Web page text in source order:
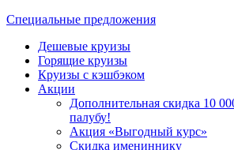
Специальные предложения
Дешевые круизы
Горящие круизы
Круизы с кэшбэком
Акции
Дополнительная скидка 10
палубу!
Акция «Выгодный курс»
Скидка имениннику